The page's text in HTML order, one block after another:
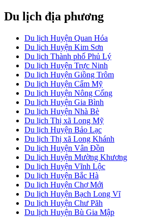
Du lịch địa phương
Du lịch Huyện Quan Hóa
Du lịch Huyện Kim Sơn
Du lịch Thành phố Phủ Lý
Du lịch Huyện Trực Ninh
Du lịch Huyện Giồng Trôm
Du lịch Huyện Cẩm Mỹ
Du lịch Huyện Nông Cống
Du lịch Huyện Gia Bình
Du lịch Huyện Nhà Bè
Du lịch Thị xã Long Mỹ
Du lịch Huyện Bảo Lạc
Du lịch Thị xã Long Khánh
Du lịch Huyện Vân Đồn
Du lịch Huyện Mường Khương
Du lịch Huyện Vĩnh Lộc
Du lịch Huyện Bắc Hà
Du lịch Huyện Chợ Mới
Du lịch Huyện Bạch Long Vĩ
Du lịch Huyện Chư Păh
Du lịch Huyện Bù Gia Mập